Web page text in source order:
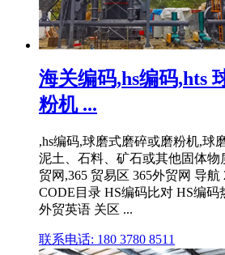
海关编码,hs编码,hts
粉机 ...
,hs编码,球磨式磨碎或磨粉机,球
泥土、石料、矿石或其他固体物
贸网,365 贸易区 365外贸网 导航
CODE目录 HS编码比对 HS编
外贸英语 关区 ...
联系电话: 180 3780 8511